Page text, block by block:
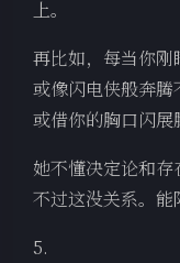
上。
再比如，每当你刚
或像闪电侠般奔腾
或借你的胸口闪展
她不懂决定论和存
不过这没关系。能
5.